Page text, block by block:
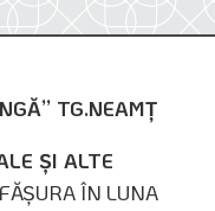
Ă” TG.NEAMŢ
ŞI ALTE
ÎN LUNA